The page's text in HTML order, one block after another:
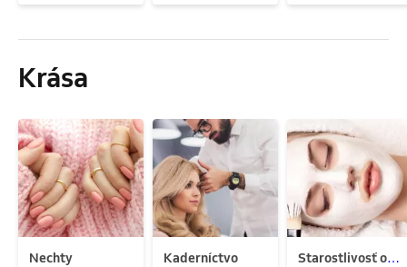
Krása
Nechty Kaderníctvo Starostlivosť o pleť